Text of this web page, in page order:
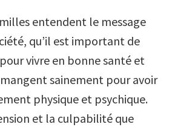
entendent le message
qu’il est important de
vivre en bonne santé et
sainement pour avoir
physique et psychique.
et la culpabilité que